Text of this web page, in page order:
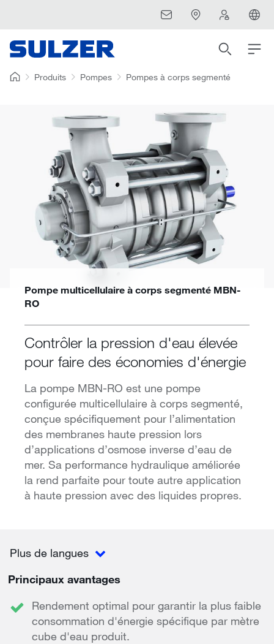
Produits Pompes Pompes à corps segmenté
Pompe multicellulaire à corps segmenté MBN-
RO
Contrôler la pression d'eau élevée
pour faire des économies d'énergie
La pompe MBN-RO est une pompe
configurée multicellulaire à corps segmenté,
conçue spécifiquement pour l’alimentation
des membranes haute pression lors
d’applications d’osmose inverse d’eau de
mer. Sa performance hydraulique améliorée
la rend parfaite pour toute autre application
à haute pression avec des liquides propres.
Plus de langues
Principaux avantages
Rendement optimal pour garantir la plus faible
consommation d'énergie spécifique par mètre
cube d'eau produit.